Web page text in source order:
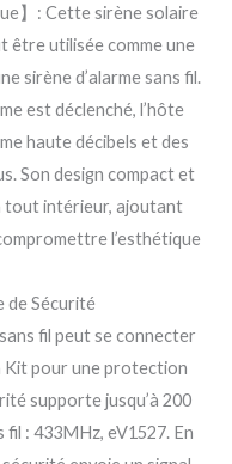
】: Cette sirène solaire
être utilisée comme une
sirène d’alarme sans fil.
est déclenché, l’hôte
haute décibels et des
Son design compact et
tout intérieur, ajoutant
l’esthétique
de Sécurité
fil peut se connecter
Kit pour une protection
supporte jusqu’à 200
: 433MHz, eV1527. En